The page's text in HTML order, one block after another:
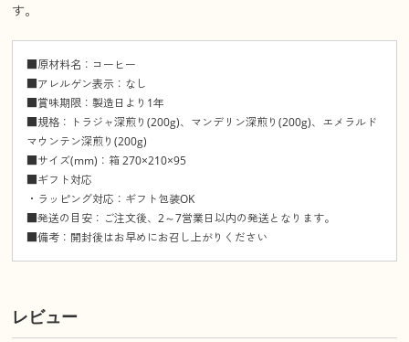
す。
■原材料名：コーヒー
■アレルゲン表示：なし
■賞味期限：製造日より1年
■規格：トラジャ深煎り(200g)、マンデリン深煎り(200g)、エメラルド
マウンテン深煎り(200g)
■サイズ(mm)：箱 270×210×95
■ギフト対応
・ラッピング対応：ギフト包装OK
■発送の目安：ご注文後、2～7営業日以内の発送となります。
■備考：開封後はお早めにお召し上がりください
レビュー